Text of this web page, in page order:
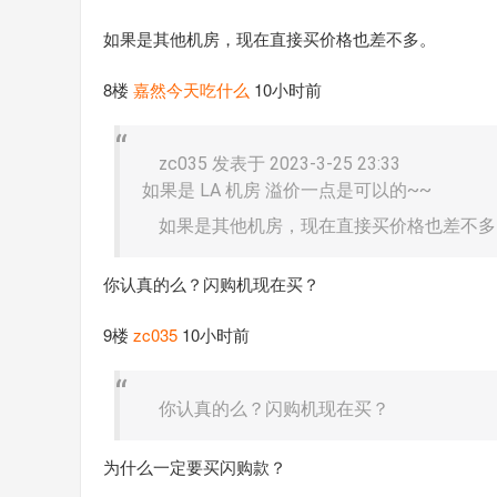
如果是其他机房，现在直接买价格也差不多。
8楼 嘉然今天吃什么 10小时前
zc035 发表于 2023-3-25 23:33
如果是 LA 机房 溢价一点是可以的~~
如果是其他机房，现在直接买价格也差不多
你认真的么？闪购机现在买？
9楼 zc035 10小时前
你认真的么？闪购机现在买？
为什么一定要买闪购款？